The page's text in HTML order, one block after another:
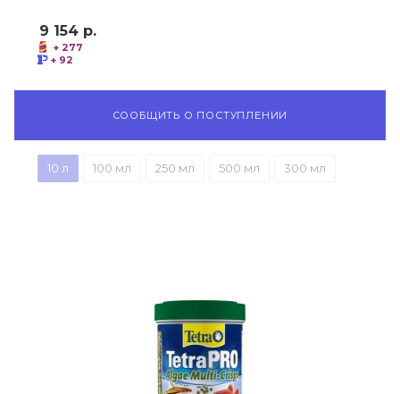
9 154 р.
+ 277
+ 92
СООБЩИТЬ О ПОСТУПЛЕНИИ
10 л 100 мл 250 мл 500 мл 300 мл